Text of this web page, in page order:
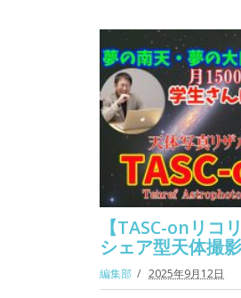
【TASC-onリコ
シェア型天体撮
編集部 2025年9月12日